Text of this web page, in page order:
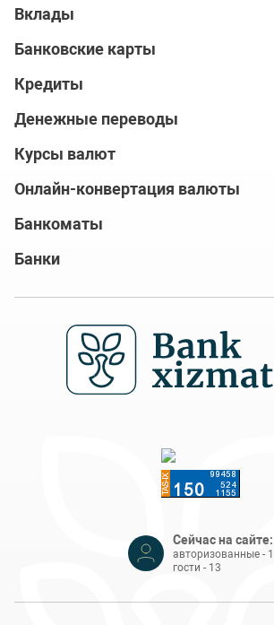
Вклады
Банковские карты
Кредиты
Денежные переводы
Курсы валют
Онлайн-конвертация валюты
Банкоматы
Банки
Сейчас на сайте:
авторизованные - 1
гости - 13